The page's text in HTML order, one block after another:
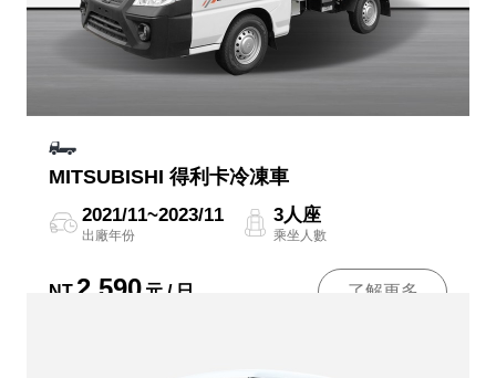
MITSUBISHI 得利卡冷凍車
2021/11~2023/11
出廠年份
3人座
乘坐人數
NT 2,590 元 / 日 了解更多